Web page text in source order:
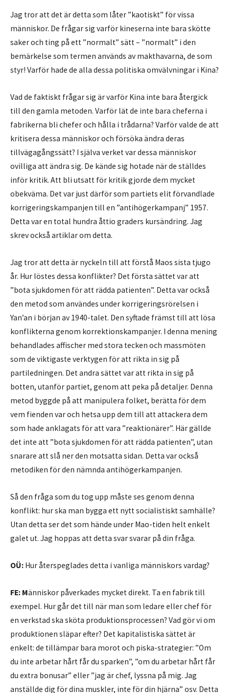
Jag tror att det är detta som låter ”kaotiskt” för vissa
människor. De frågar sig varför kineserna inte bara skötte
saker och ting på ett ”normalt” sätt – ”normalt” i den
bemärkelse som termen används av makthavarna, de som
styr! Varför hade de alla dessa politiska omvälvningar i Kina?
Vad de faktiskt frågar sig är varför Kina inte bara återgick
till den gamla metoden. Varför lät de inte bara cheferna i
fabrikerna bli chefer och hålla i trådarna? Varför valde de att
kritisera dessa människor och försöka ändra deras
tillvägagångssätt? I själva verket var dessa människor
ovilliga att ändra sig. De kände sig hotade när de ställdes
inför kritik. Att bli utsatt för kritik gjorde dem mycket
obekväma. Det var just därför som partiets elit förvandlade
korrigeringskampanjen till en ”antihögerkampanj” 1957.
Detta var en total hundra åttio graders kursändring. Jag
skrev också artiklar om detta.
Jag tror att detta är nyckeln till att förstå Maos sista tjugo
år. Hur löstes dessa konflikter? Det första sättet var att
”bota sjukdomen för att rädda patienten”. Detta var också
den metod som användes under korrigeringsrörelsen i
Yan’an i början av 1940-talet. Den syftade främst till att lösa
konflikterna genom korrektionskampanjer. I denna mening
behandlades affischer med stora tecken och massmöten
som de viktigaste verktygen för att rikta in sig på
partiledningen. Det andra sättet var att rikta in sig på
botten, utanför partiet, genom att peka på detaljer. Denna
metod byggde på att manipulera folket, berätta för dem
vem fienden var och hetsa upp dem till att attackera dem
som hade anklagats för att vara ”reaktionärer”. Här gällde
det inte att ”bota sjukdomen för att rädda patienten”, utan
snarare att slå ner den motsatta sidan. Detta var också
metodiken för den nämnda antihögerkampanjen.
Så den fråga som du tog upp måste ses genom denna
konflikt: hur ska man bygga ett nytt socialistiskt samhälle?
Utan detta ser det som hände under Mao-tiden helt enkelt
galet ut. Jag hoppas att detta svar svarar på din fråga.
OÜ: Hur återspeglades detta i vanliga människors vardag?
FE: Människor påverkades mycket direkt. Ta en fabrik till
exempel. Hur går det till när man som ledare eller chef för
en verkstad ska sköta produktionsprocessen? Vad gör vi om
produktionen släpar efter? Det kapitalistiska sättet är
enkelt: de tillämpar bara morot och piska-strategier: ”Om
du inte arbetar hårt får du sparken”, ”om du arbetar hårt får
du extra bonusar” eller ”jag är chef, lyssna på mig. Jag
anställde dig för dina muskler, inte för din hjärna” osv. Detta